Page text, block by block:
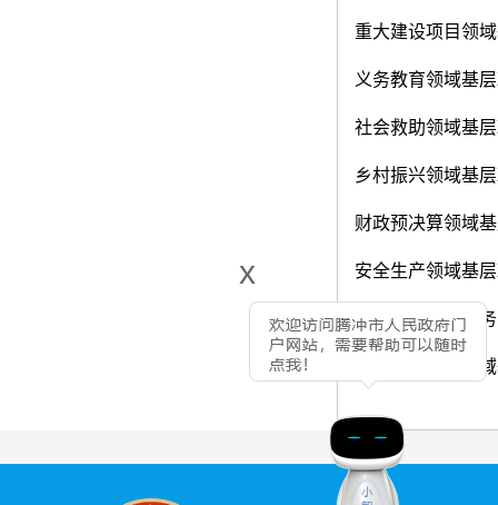
x
重大建设项目领
义务教育领域基
社会救助领域基
乡村振兴领域基
财政预决算领域
安全生产领域基
水利领域基层政
农村危房改造领